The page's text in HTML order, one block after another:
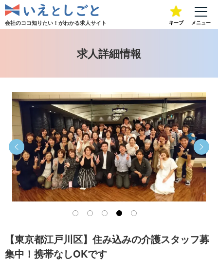
会社のココ知りたい！がわかる求人サイト キープ メニュー
求人詳細情報
【東京都江戸川区】住み込みの介護スタッフ募
集中！携帯なしOKです